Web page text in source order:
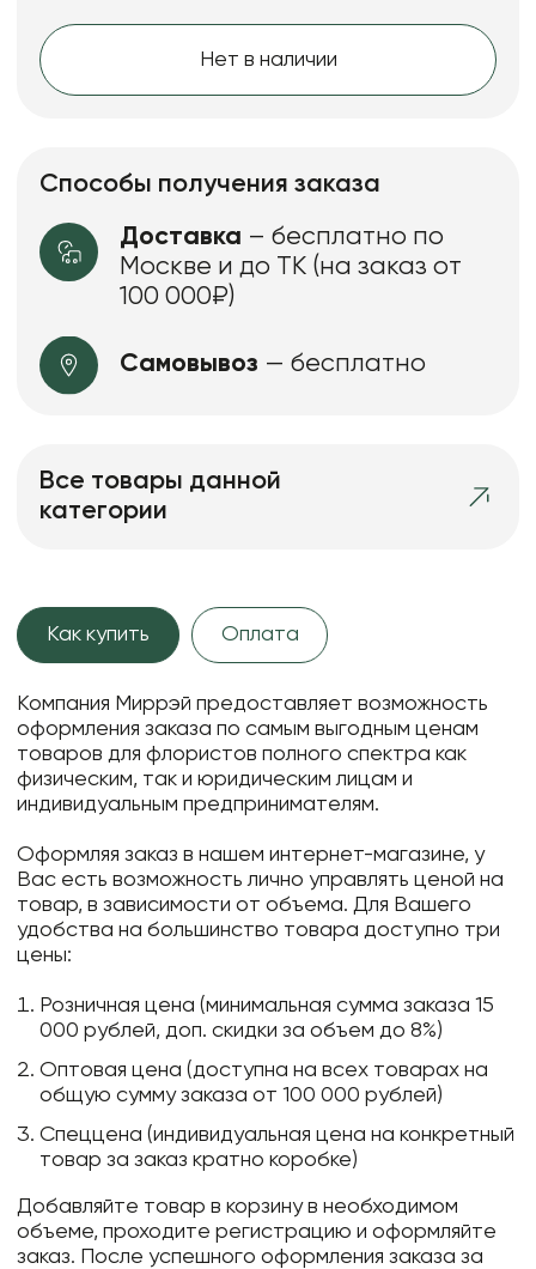
Нет в наличии
Способы получения заказа
Доставка – бесплатно по
Москве и до ТК (на заказ от
100 000₽)
Самовывоз — бесплатно
Все товары данной
категории
Как купить Оплата
Компания Миррэй предоставляет возможность
оформления заказа по самым выгодным ценам
товаров для флористов полного спектра как
физическим, так и юридическим лицам и
индивидуальным предпринимателям.
Оформляя заказ в нашем интернет-магазине, у
Вас есть возможность лично управлять ценой на
товар, в зависимости от объема. Для Вашего
удобства на большинство товара доступно три
цены:
Розничная цена (минимальная сумма заказа 15
000 рублей, доп. скидки за объем до 8%)
Оптовая цена (доступна на всех товарах на
общую сумму заказа от 100 000 рублей)
Спеццена (индивидуальная цена на конкретный
товар за заказ кратно коробке)
Добавляйте товар в корзину в необходимом
объеме, проходите регистрацию и оформляйте
заказ. После успешного оформления заказа за